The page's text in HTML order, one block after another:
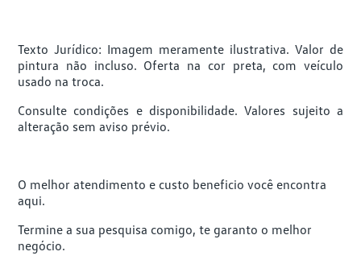
Texto Jurídico: Imagem meramente ilustrativa. Valor de
pintura não incluso. Oferta na cor preta, com veículo
usado na troca.
Consulte condições e disponibilidade. Valores sujeito a
alteração sem aviso prévio.
O melhor atendimento e custo beneficio você encontra
aqui.
Termine a sua pesquisa comigo, te garanto o melhor
negócio.